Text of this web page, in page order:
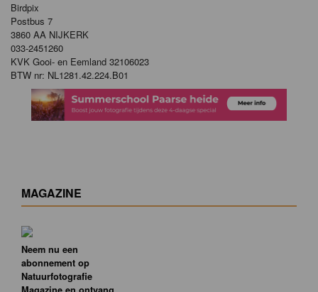
Birdpix
Postbus 7
3860 AA NIJKERK
033-2451260
KVK Gooi- en Eemland 32106023
BTW nr: NL1281.42.224.B01
MAGAZINE
Neem nu een
abonnement op
Natuurfotografie